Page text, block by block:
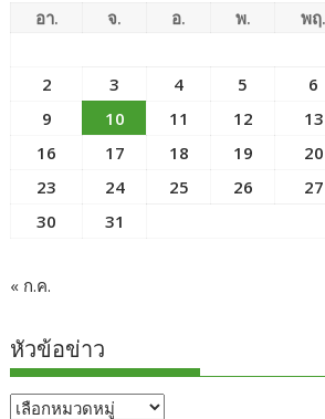
อา. จ. อ. พ. พฤ.
2
3 4 5 6
9
10 11 12 13
16
17 18 19 20
23
24 25 26 27
30
31
« ก.ค.
หัวข้อข่าว
หัวข้อ